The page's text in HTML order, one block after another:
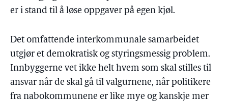
er i stand til å løse oppgaver på egen kjøl.
Det omfattende interkommunale samarbeidet
utgjør et demokratisk og styringsmessig problem.
Innbyggerne vet ikke helt hvem som skal stilles til
ansvar når de skal gå til valgurnene, når politikere
fra nabokommunene er like mye og kanskje mer